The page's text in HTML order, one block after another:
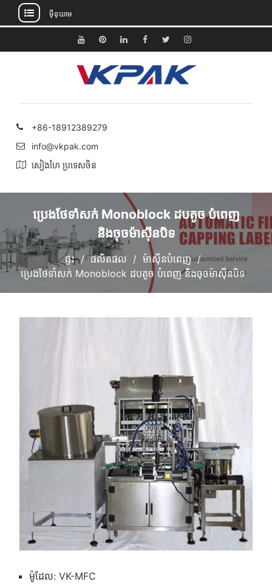
ទៅ
ម៉ឺនុយមេ
យូធូបPinterest
តំណ
ភ្ជាប់
ហ្វេសប៊ុកTwitterInstagram
+86-18912389279
info@vkpak.com
សៀងហៃ ប្រទេសចិន
ប្រេងថែទាំសក់ Monoblock ដបតូច បំពេញ
និងចុចម៉ាស៊ីនបិទ
ផ្ទះ ផលិតផល
ម៉ាស៊ីនបំពេញ
ប្រេងថែទាំសក់ Monoblock ដបតូច បំពេញ និងចុចម៉ាស៊ីនបិទ
ម៉ូដែល: VK-MFC